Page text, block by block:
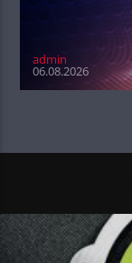
admin
06.08.2026